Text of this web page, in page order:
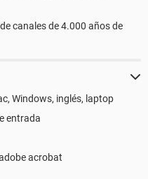
canales de 4.000 años de
Windows, inglés, laptop
entrada
acrobat